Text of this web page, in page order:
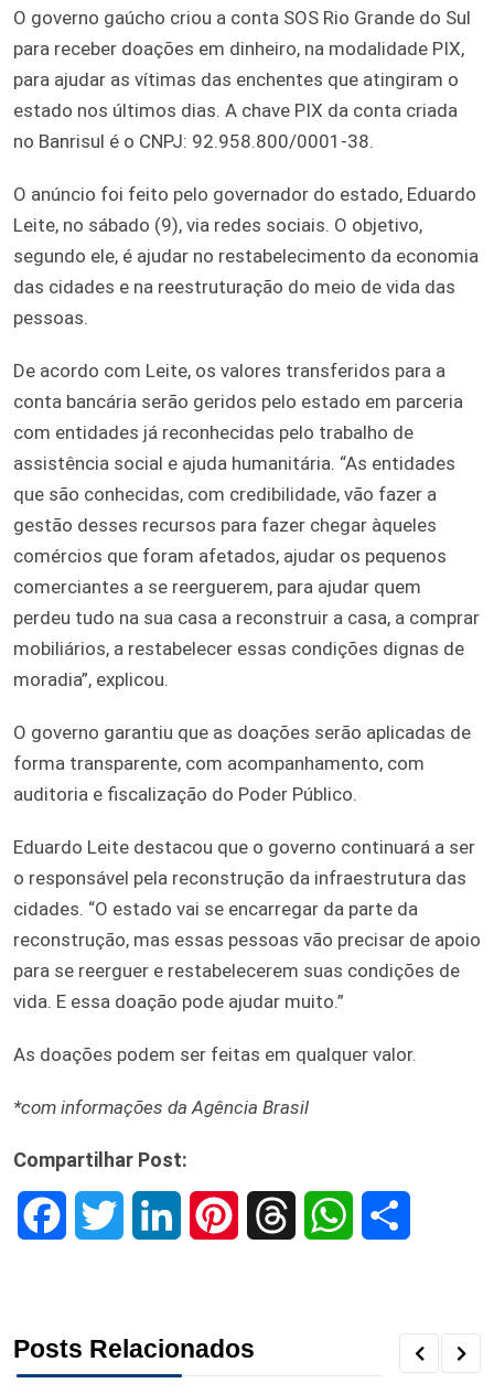
O governo gaúcho criou a conta SOS Rio Grande do Sul
para receber doações em dinheiro, na modalidade PIX,
para ajudar as vítimas das enchentes que atingiram o
estado nos últimos dias. A chave PIX da conta criada
no Banrisul é o CNPJ: 92.958.800/0001-38.
O anúncio foi feito pelo governador do estado, Eduardo
Leite, no sábado (9), via redes sociais. O objetivo,
segundo ele, é ajudar no restabelecimento da economia
das cidades e na reestruturação do meio de vida das
pessoas.
De acordo com Leite, os valores transferidos para a
conta bancária serão geridos pelo estado em parceria
com entidades já reconhecidas pelo trabalho de
assistência social e ajuda humanitária. “As entidades
que são conhecidas, com credibilidade, vão fazer a
gestão desses recursos para fazer chegar àqueles
comércios que foram afetados, ajudar os pequenos
comerciantes a se reerguerem, para ajudar quem
perdeu tudo na sua casa a reconstruir a casa, a comprar
mobiliários, a restabelecer essas condições dignas de
moradia”, explicou.
O governo garantiu que as doações serão aplicadas de
forma transparente, com acompanhamento, com
auditoria e fiscalização do Poder Público.
Eduardo Leite destacou que o governo continuará a ser
o responsável pela reconstrução da infraestrutura das
cidades. “O estado vai se encarregar da parte da
reconstrução, mas essas pessoas vão precisar de apoio
para se reerguer e restabelecerem suas condições de
vida. E essa doação pode ajudar muito.”
As doações podem ser feitas em qualquer valor.
*com informações da Agência Brasil
Compartilhar Post:
e t k t
Posts Relacionados